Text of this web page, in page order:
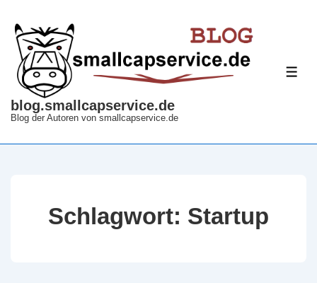
Zum
Inhalt
blog.smallcapservice.de
Blog der Autoren von smallcapservice.de
Schlagwort: Startup